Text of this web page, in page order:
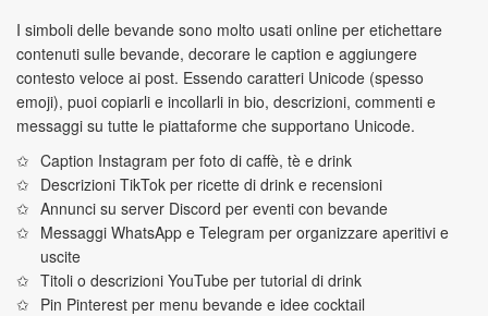
I simboli delle bevande sono molto usati online per etichettare
contenuti sulle bevande, decorare le caption e aggiungere
contesto veloce ai post. Essendo caratteri Unicode (spesso
emoji), puoi copiarli e incollarli in bio, descrizioni, commenti e
messaggi su tutte le piattaforme che supportano Unicode.
Caption Instagram per foto di caffè, tè e drink
Descrizioni TikTok per ricette di drink e recensioni
Annunci su server Discord per eventi con bevande
Messaggi WhatsApp e Telegram per organizzare aperitivi e
uscite
Titoli o descrizioni YouTube per tutorial di drink
Pin Pinterest per menu bevande e idee cocktail